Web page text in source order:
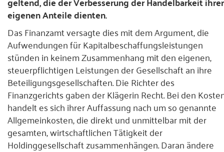
eigenen Anteile dienten.
Das Finanzamt versagte dies mit dem Argument, die
Aufwendungen für Kapitalbeschaffungsleistungen
stünden in keinem Zusammenhang mit den eigenen,
steuerpflichtigen Leistungen der Gesellschaft an ihre
Beteiligungsgesellschaften. Die Richter des
Finanzgerichts gaben der Klägerin Recht. Bei den
handelt es sich ihrer Auffassung nach um so genannte
Allgemeinkosten, die direkt und unmittelbar mit der
gesamten, wirtschaftlichen Tätigkeit der
Holdinggesellschaft zusammenhängen. Daran ändere